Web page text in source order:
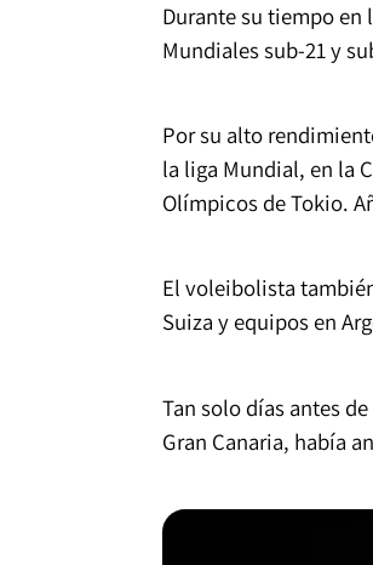
Durante su tiempo
Mundiales sub-21 y
Por su alto
la liga Mundial, en la
Olímpicos de Tokio.
El voleibolista
Suiza y equipos en
Tan solo días antes
Gran Canaria, había